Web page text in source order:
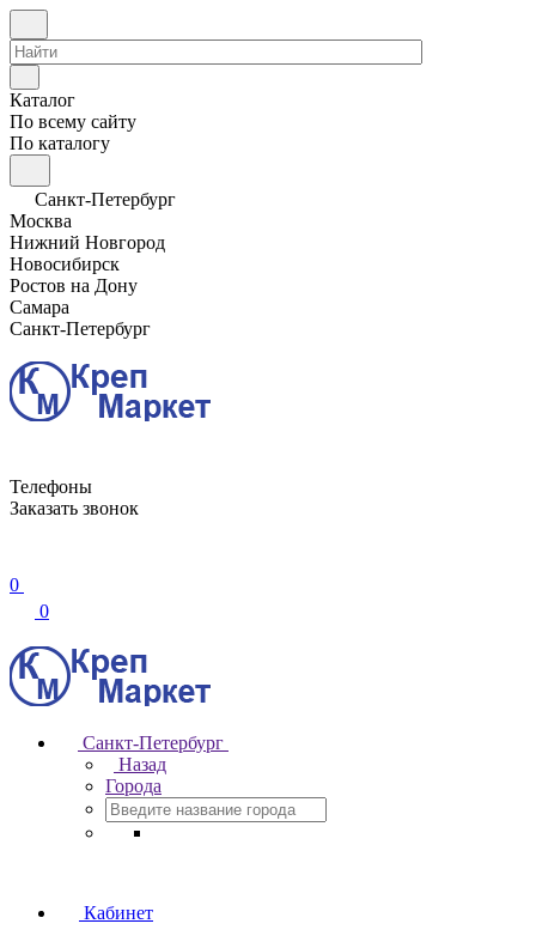
Каталог
По всему сайту
По каталогу
Санкт-Петербург
Москва
Нижний Новгород
Новосибирск
Ростов на Дону
Самара
Санкт-Петербург
Телефоны
Заказать звонок
0
0
Санкт-Петербург
Назад
Города
Кабинет